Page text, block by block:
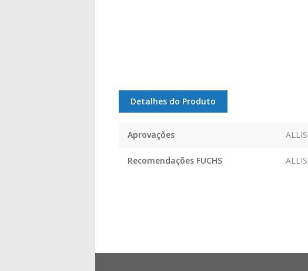
Detalhes do Produto
Aprovações
Recomendações FUCHS